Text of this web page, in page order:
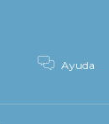
Ayuda